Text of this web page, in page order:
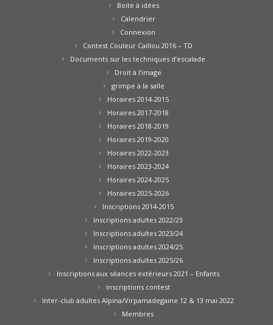
Boite à idées
Calendrier
Connexion
Contest Couleur Caillou 2016 – TD
Documents sur les techniques d’escalade
Droit à l’image
grimpe à la salle
Horaires 2014-2015
Horaires 2017-2018
Horaires 2018-2019
Horaires 2019-2020
Horaires 2022-2023
Horaires 2023-2024
Horaires 2024-2025
Horaires 2025-2026
Inscriptions 2014-2015
Inscriptions adultes 2022/23
Inscriptions adultes 2023/24
Inscriptions adultes 2024/25
Inscriptions adultes 2025/26
Inscriptions aux séances extérieurs 2021 – Enfants
inscriptions contest
Inter-club adultes Alpina/Virpamadegaine 12 & 13 mai 2022
Membres